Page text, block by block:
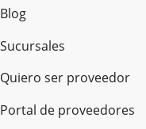
Blog
Sucursales
Quiero ser proveedor
Portal de proveedores